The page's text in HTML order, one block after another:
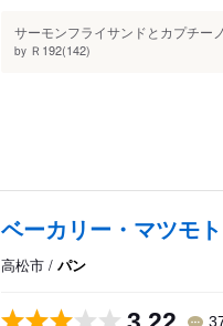
サーモンフライサンドとカプチー
by Ｒ192(142)
ベーカリー・マツモト
高松市 / パン